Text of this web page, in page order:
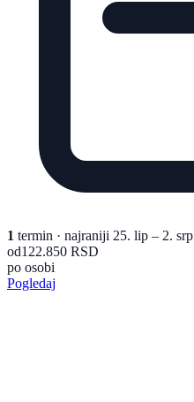
1 termin · najraniji 25. lip – 2. srp
od122.850 RSD
po osobi
Pogledaj